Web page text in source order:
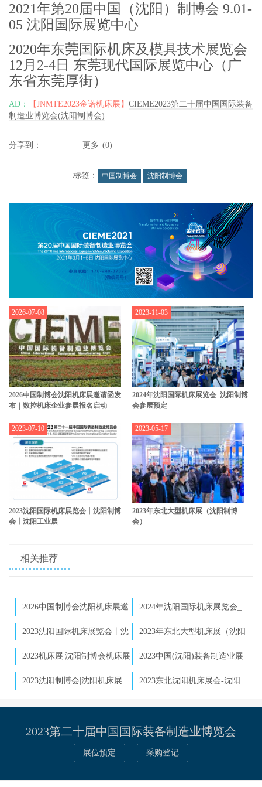
2021年第20届中国（沈阳）制博会 9.01-
05 沈阳国际展览中心
2020年东莞国际机床及模具技术展览会
12月2-4日 东莞现代国际展览中心（广
东省东莞厚街）
AD： 【JNMTE2023金诺机床展】 CIEME2023第二十届中国国际装备
制造业博览会(沈阳制博会)
分享到： 更多 (0)
标签： 中国制博会 沈阳制博会
2026中国制博会沈阳机床展邀请函发
布｜数控机床企业参展报名启动
2026-07-08
2024年沈阳国际机床展览会_沈阳制博
会参展预定
2023-11-03
2023沈阳国际机床展览会丨沈阳制博
会丨沈阳工业展
2023-07-10
2023年东北大型机床展（沈阳制博
会）
2023-05-17
相关推荐
2026中国制博会沈阳机床展邀
2024年沈阳国际机床展览会_
沈阳制博会参展预定
2023沈阳国际机床展览会丨沈
2023年东北大型机床展（沈阳
制博会）
2023机床展|沈阳制博会机床展
2023中国(沈阳)装备制造业展
览会_参展
2023沈阳制博会|沈阳机床展|
2023东北沈阳机床展会-沈阳
2023第二十届中国国际装备制造业博览会
展位预定 采购登记